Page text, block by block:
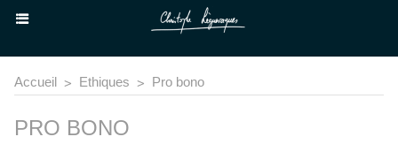
Accueil > Ethiques > Pro bono
PRO BONO